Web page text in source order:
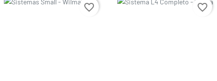
Prix favorite_border Prix favorite_border